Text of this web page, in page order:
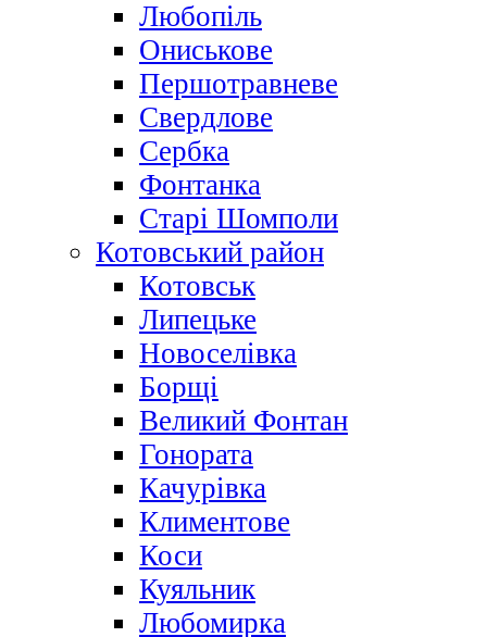
Любопіль
Ониськове
Першотравневе
Свердлове
Сербка
Фонтанка
Старі Шомполи
Котовський район
Котовськ
Липецьке
Новоселівка
Борщі
Великий Фонтан
Гонората
Качурівка
Климентове
Коси
Куяльник
Любомирка